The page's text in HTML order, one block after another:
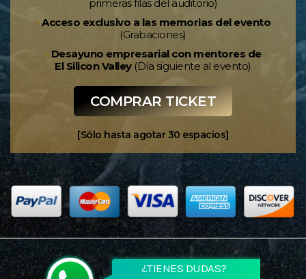
primeras filas del auditorio)
• Acceso exclusivo a las memorias del evento
(Grabaciones)
• Desayuno empresarial con mentores de
El Silicon Valley (Día siguiente al evento)
COMPRAR TICKET
[Sólo hasta agotar 30 espacios]
¿TIENES DUDAS?